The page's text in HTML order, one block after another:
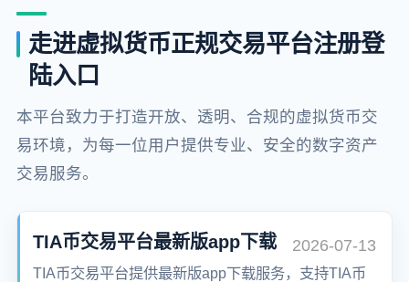
走进虚拟货币正规交易平台注册登
陆入口
本平台致力于打造开放、透明、合规的虚拟货币交
易环境，为每一位用户提供专业、安全的数字资产
交易服务。
TIA币交易平台最新版app下载 2026-07-13
TIA币交易平台提供最新版app下载服务，支持TIA币